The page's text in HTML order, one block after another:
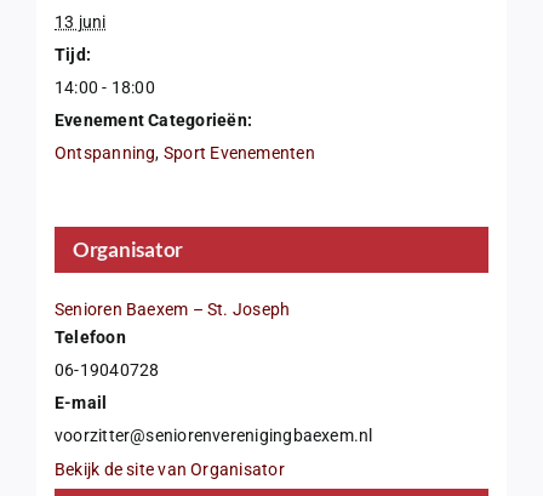
13 juni
Tijd:
14:00 - 18:00
Evenement Categorieën:
Ontspanning, Sport Evenementen
Organisator
Senioren Baexem – St. Joseph
Telefoon
06-19040728
E-mail
voorzitter@seniorenverenigingbaexem.nl
Bekijk de site van Organisator